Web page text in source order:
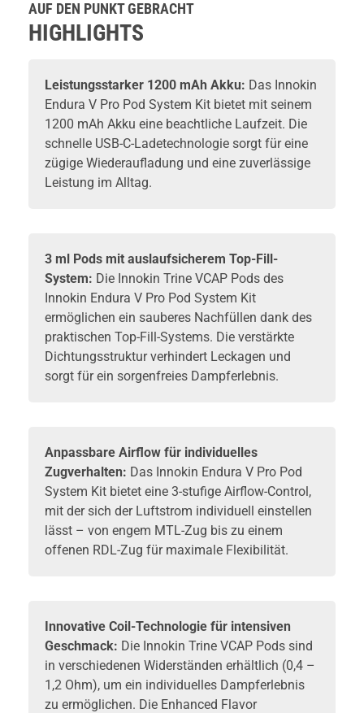
AUF DEN PUNKT GEBRACHT
HIGHLIGHTS
Leistungsstarker 1200 mAh Akku: Das Innokin
Endura V Pro Pod System Kit bietet mit seinem
1200 mAh Akku eine beachtliche Laufzeit. Die
schnelle USB-C-Ladetechnologie sorgt für eine
zügige Wiederaufladung und eine zuverlässige
Leistung im Alltag.
3 ml Pods mit auslaufsicherem Top-Fill-
System: Die Innokin Trine VCAP Pods des
Innokin Endura V Pro Pod System Kit
ermöglichen ein sauberes Nachfüllen dank des
praktischen Top-Fill-Systems. Die verstärkte
Dichtungsstruktur verhindert Leckagen und
sorgt für ein sorgenfreies Dampferlebnis.
Anpassbare Airflow für individuelles
Zugverhalten: Das Innokin Endura V Pro Pod
System Kit bietet eine 3-stufige Airflow-Control,
mit der sich der Luftstrom individuell einstellen
lässt – von engem MTL-Zug bis zu einem
offenen RDL-Zug für maximale Flexibilität.
Innovative Coil-Technologie für intensiven
Geschmack: Die Innokin Trine VCAP Pods sind
in verschiedenen Widerständen erhältlich (0,4 –
1,2 Ohm), um ein individuelles Dampferlebnis
zu ermöglichen. Die Enhanced Flavor